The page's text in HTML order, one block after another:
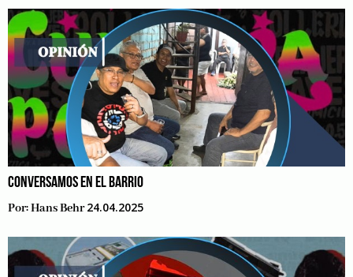
CONVERSAMOS EN EL BARRIO
Por:Hans Behr 24.04.2025